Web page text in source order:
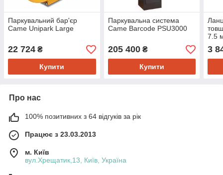
Паркувальний бар'єр
Came Unipark Large
22 724 ₴
Купити
Паркувальна система
Came Barcode PSU3000
205 400₴
Купити
7.5
3
Про нас
100% позитивних з 64 відгуків за рік
Працює з 23.03.2013
м. Київ
вул.Хрещатик,13, Київ, Україна